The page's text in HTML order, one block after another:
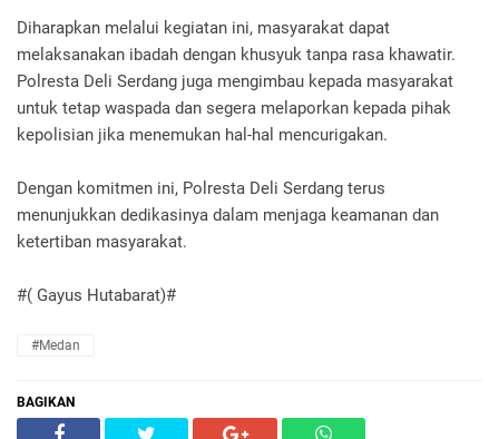
Diharapkan melalui kegiatan ini, masyarakat dapat
melaksanakan ibadah dengan khusyuk tanpa rasa khawatir.
Polresta Deli Serdang juga mengimbau kepada masyarakat
untuk tetap waspada dan segera melaporkan kepada pihak
kepolisian jika menemukan hal-hal mencurigakan.
Dengan komitmen ini, Polresta Deli Serdang terus
menunjukkan dedikasinya dalam menjaga keamanan dan
ketertiban masyarakat.
#( Gayus Hutabarat)#
#Medan
BAGIKAN